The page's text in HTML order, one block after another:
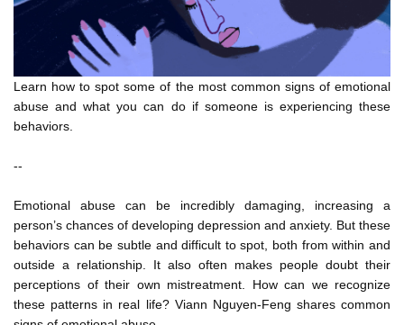
Phần lớn vì những kẻ ấy thường lợi dụng
00:37
or creates power imbalances between individuals,
hoặc tạo ra sự mất cân bằng quyền lực giữa các cá nhân,
00:40
especially in relationships where safety, care, and trust
đặc biệt trong những mối quan hệ mà sự an toàn, quan tâm, tin
00:48
like the relationship between a caregiver and a child,
như mối quan hệ giữa một người giám hộ và đứa trẻ,
00:50
healthcare provider and patient, teacher and student, or
Learn how to spot some of the most common signs of emotional
abuse and what you can do if someone is experiencing these
behaviors.
--
Emotional abuse can be incredibly damaging, increasing a
person’s chances of developing depression and anxiety. But these
behaviors can be subtle and difficult to spot, both from within and
outside a relationship. It also often makes people doubt their
perceptions of their own mistreatment. How can we recognize
these patterns in real life? Viann Nguyen-Feng shares common